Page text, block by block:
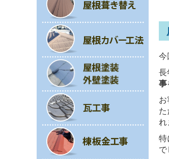
今
長
事
お
た
れ
特
で